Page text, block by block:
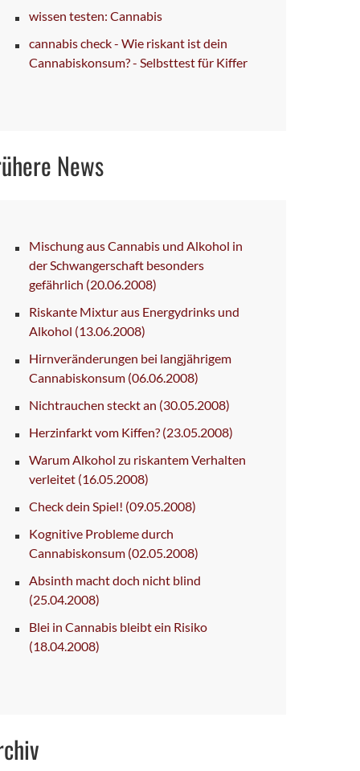
wissen testen: Cannabis
cannabis check - Wie riskant ist dein
Cannabiskonsum? - Selbsttest für Kiffer
News
Mischung aus Cannabis und Alkohol in
der Schwangerschaft besonders
gefährlich (20.06.2008)
Riskante Mixtur aus Energydrinks und
Alkohol (13.06.2008)
Hirnveränderungen bei langjährigem
Cannabiskonsum (06.06.2008)
Nichtrauchen steckt an (30.05.2008)
Herzinfarkt vom Kiffen? (23.05.2008)
Warum Alkohol zu riskantem Verhalten
verleitet (16.05.2008)
Check dein Spiel! (09.05.2008)
Kognitive Probleme durch
Cannabiskonsum (02.05.2008)
Absinth macht doch nicht blind
(25.04.2008)
Blei in Cannabis bleibt ein Risiko
(18.04.2008)